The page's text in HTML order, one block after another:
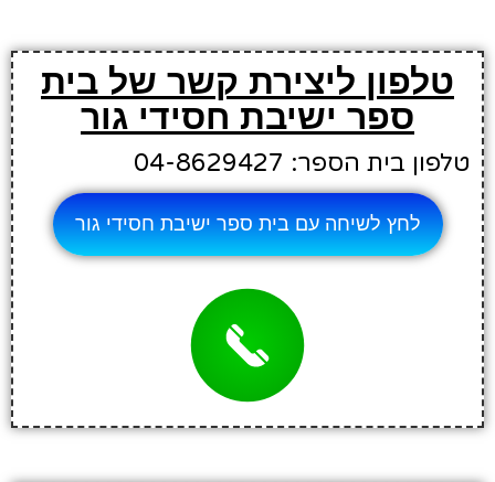
טלפון ליצירת קשר של בית
ספר ישיבת חסידי גור
טלפון בית הספר: 04-8629427
לחץ לשיחה עם בית ספר ישיבת חסידי גור